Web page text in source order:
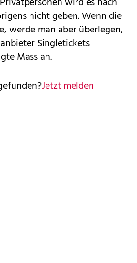
nicht geben. Wenn die
werde man aber überlegen,
Singletickets
Mass an.
Jetzt melden